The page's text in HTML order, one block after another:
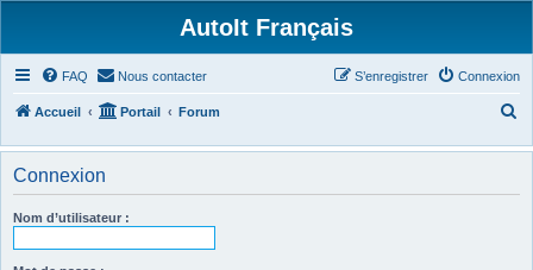
AutoIt Français
FAQ Nous contacter Connexion
S’enregistrer
Accueil Portail Forum
h
Connexion
Nom d’utilisateur :